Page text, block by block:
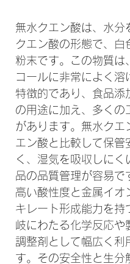
無水クエン酸は、水分
クエン酸の形態で、白
粉末です。この物質は
コールに非常によく溶
特徴的であり、食品添
の用途に加え、多くの
があります。無水クエ
エン酸と比較して保管
く、湿気を吸収しにく
品の品質管理が容易で
高い酸性度と金属イオ
キレート形成能力を持
岐にわたる化学反応や
調整剤として幅広く利
す。その安全性と生分